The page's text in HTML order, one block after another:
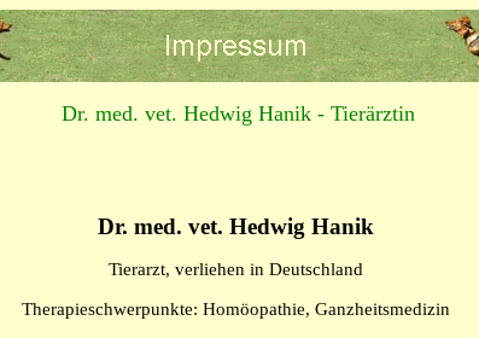
Dr. med. vet. Hedwig Hanik - Tierärztin
Dr. med. vet. Hedwig Hanik
Tierarzt, verliehen in Deutschland
Therapieschwerpunkte: Homöopathie, Ganzheitsmedizin